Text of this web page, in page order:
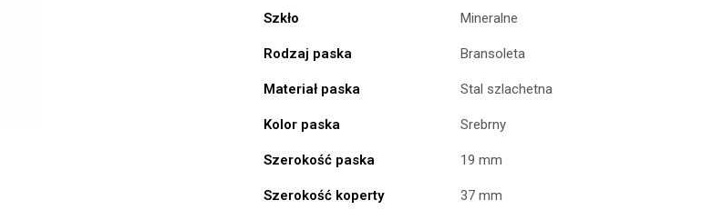
Szkło Mineralne
Rodzaj paska Bransoleta
Materiał paska Stal szlachetna
Kolor paska Srebrny
Szerokość paska 19 mm
Szerokość koperty 37 mm